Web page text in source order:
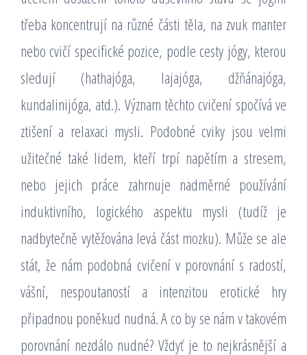
třeba koncentrují na různé části těla, na zvuk manter
nebo cvičí specifické pozice, podle cesty jógy, kterou
sledují (hathajóga, lajajóga, džňánajóga,
kundalinijóga, atd.). Význam těchto cvičení spočívá ve
ztišení a relaxaci mysli. Podobné cviky jsou velmi
užitečné také lidem, kteří trpí napětím a stresem,
nebo jejich práce zahrnuje nadměrné používání
induktivního, logického aspektu mysli (tudíž je
nadbytečně vytěžována levá část mozku). Může se ale
stát, že nám podobná cvičení v porovnání s radostí,
vášní, nespoutaností a intenzitou erotické hry
připadnou poněkud nudná. A co by se nám v takovém
porovnání nezdálo nudné? Vždyť je to nejkrásnější a